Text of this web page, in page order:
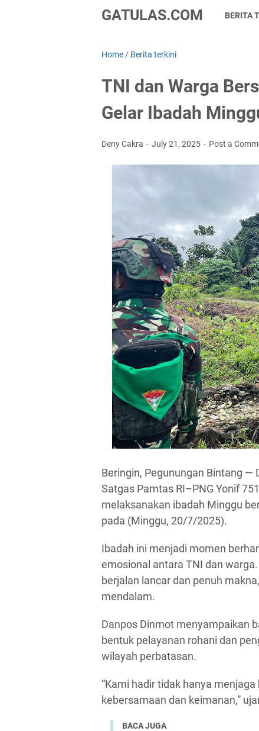
GATULAS.COM BERITA
Home / Berita terkini
TNI dan Warga
Gelar Ibadah
Deny Cakra July 21, 2025 Post a
Beringin, Pegunungan Bintang —
Satgas Pamtas RI–PNG Yonif
melaksanakan ibadah Minggu
pada (Minggu, 20/7/2025).
Ibadah ini menjadi momen
emosional antara TNI dan
berjalan lancar dan penuh
mendalam.
Danpos Dinmot menyampaikan
bentuk pelayanan rohani dan
wilayah perbatasan.
“Kami hadir tidak hanya
kebersamaan dan keimanan,”
BACA JUGA